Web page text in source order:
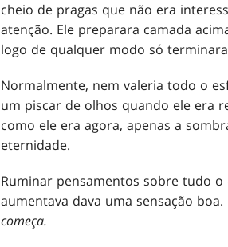
cheio de pragas que não era
atenção. Ele preparara camada
logo de qualquer modo só
Normalmente, nem valeria todo o
um piscar de olhos quando ele era
como ele era agora, apenas a
eternidade.
Ruminar pensamentos sobre tudo
aumentava dava uma sensação
começa.